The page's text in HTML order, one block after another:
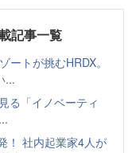
記事一覧
ートが挑むHRDX。
...
る「イノベーティ
！ 社内起業家4人が